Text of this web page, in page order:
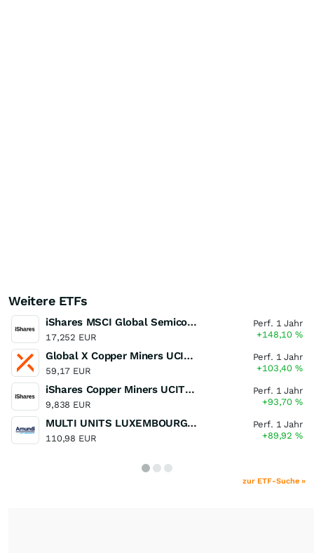
Weitere ETFs
iShares MSCI Global Semiconductors UCITS ETF USD (Acc)
17,252 EUR
Perf. 1 Jahr
+148,10%
Global X Copper Miners UCITS ETF USD Acc
59,17 EUR
Perf. 1 Jahr
+103,40%
iShares Copper Miners UCITS ETF
9,838 EUR
Perf. 1 Jahr
+93,70%
MULTI UNITS LUXEMBOURG - Lyxor MSCI Semiconductors ESG Filtered
110,98 EUR
Perf. 1 Jahr
+89,92%
zur ETF-Suche »